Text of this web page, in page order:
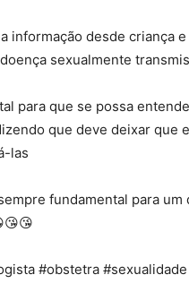
informação desde criança
sexualmente
para que se possa
que deve deixar que
las
fundamental para
#obstetra